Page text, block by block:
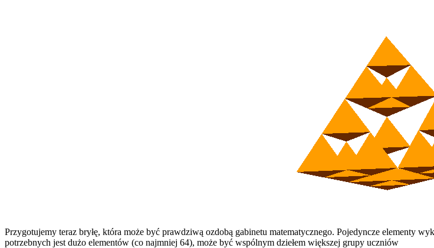
Przygotujemy teraz bryłę, która może być prawdziwą ozdobą gabinetu matematycznego. Pojedyncze elementy
potrzebnych jest dużo elementów (co najmniej 64), może być wspólnym dziełem większej grupy uczniów